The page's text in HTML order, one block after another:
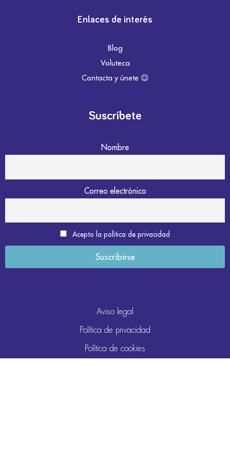
Enlaces de interés
Blog
Voluteca
Contacta y únete 😉
Suscríbete
Nombre
Correo electrónico
Acepto la política de privacidad
Aviso legal
Política de privacidad
Política de cookies